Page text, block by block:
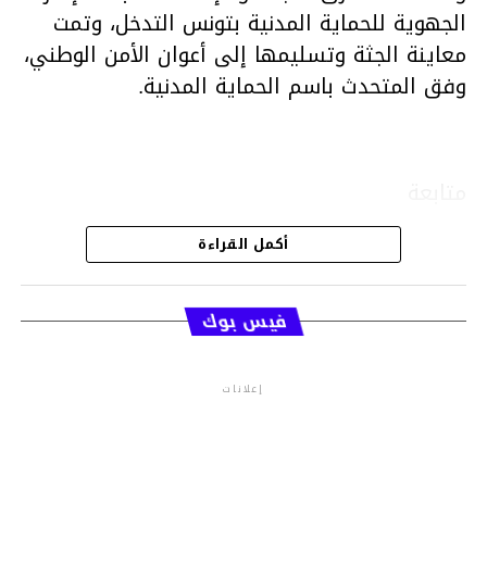
الجهوية للحماية المدنية بتونس التدخل، وتمت
معاينة الجثة وتسليمها إلى أعوان الأمن الوطني،
وفق المتحدث باسم الحماية المدنية.
قسم الاخبار
أكمل القراءة
فيس بوك
إعلانات